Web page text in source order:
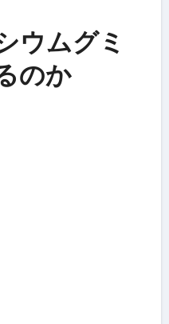
ウムグミ
のか